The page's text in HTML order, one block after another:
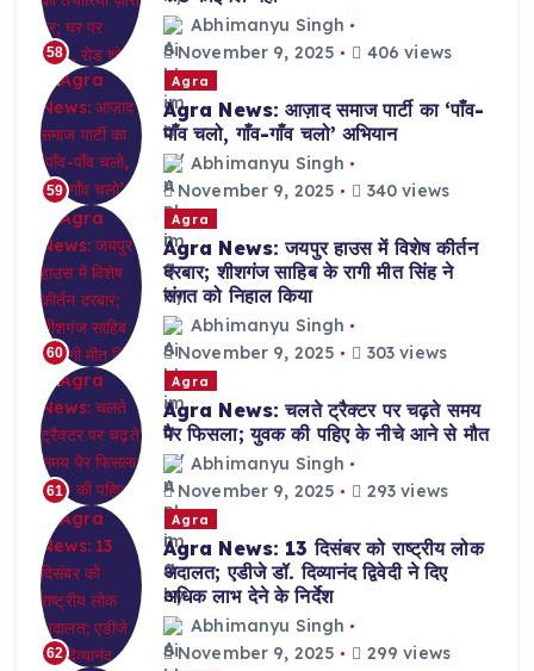
58
Abhimanyu Singh
November 9, 2025
406 views
59
Agra
Agra News: आज़ाद समाज पार्टी का ‘पाँव-
पाँव चलो, गाँव-गाँव चलो’ अभियान
Abhimanyu Singh
November 9, 2025
340 views
60
Agra
Agra News: जयपुर हाउस में विशेष कीर्तन
दरबार; शीशगंज साहिब के रागी मीत सिंह ने
संगत को निहाल किया
Abhimanyu Singh
November 9, 2025
303 views
61
Agra
Agra News: चलते ट्रैक्टर पर चढ़ते समय
पैर फिसला; युवक की पहिए के नीचे आने से मौत
Abhimanyu Singh
November 9, 2025
293 views
62
Agra
Agra News: 13 दिसंबर को राष्ट्रीय लोक
अदालत; एडीजे डॉ. दिव्यानंद द्विवेदी ने दिए
अधिक लाभ देने के निर्देश
Abhimanyu Singh
November 9, 2025
299 views